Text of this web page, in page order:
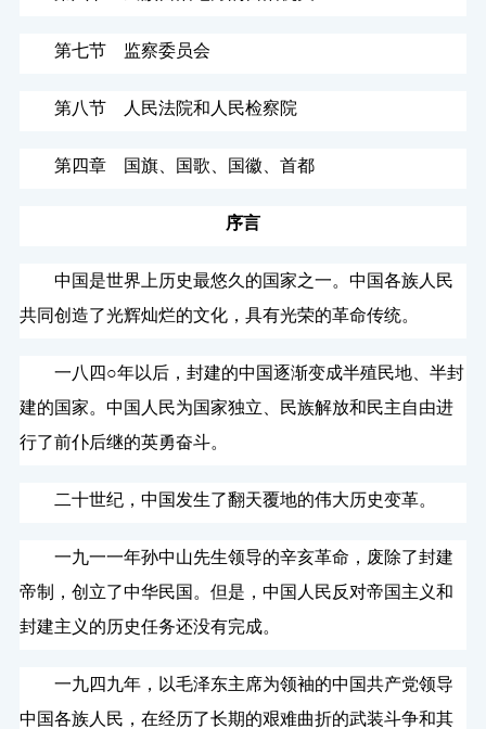
第七节 监察委员会
第八节 人民法院和人民检察院
第四章 国旗、国歌、国徽、首都
序言
中国是世界上历史最悠久的国家之一。中国各族人民
共同创造了光辉灿烂的文化，具有光荣的革命传统。
一八四○年以后，封建的中国逐渐变成半殖民地、半封
建的国家。中国人民为国家独立、民族解放和民主自由进
行了前仆后继的英勇奋斗。
二十世纪，中国发生了翻天覆地的伟大历史变革。
一九一一年孙中山先生领导的辛亥革命，废除了封建
帝制，创立了中华民国。但是，中国人民反对帝国主义和
封建主义的历史任务还没有完成。
一九四九年，以毛泽东主席为领袖的中国共产党领导
中国各族人民，在经历了长期的艰难曲折的武装斗争和其